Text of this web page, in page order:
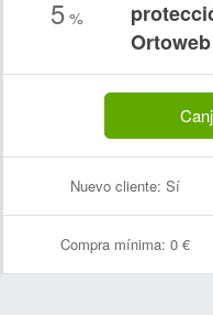
5%
Ortoweb
Nuevo cliente: Sí
Compra mínima: 0 €